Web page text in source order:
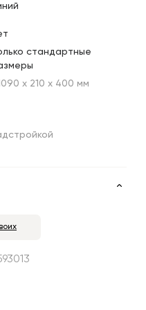
стандартные
x 210 x 400 мм